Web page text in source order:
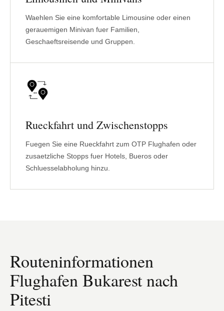
Waehlen Sie eine komfortable Limousine oder einen
gerauemigen Minivan fuer Familien,
Geschaeftsreisende und Gruppen.
Rueckfahrt und Zwischenstopps
Fuegen Sie eine Rueckfahrt zum OTP Flughafen oder
zusaetzliche Stopps fuer Hotels, Bueros oder
Schluesselabholung hinzu.
Routeninformationen
Flughafen Bukarest nach
Pitesti